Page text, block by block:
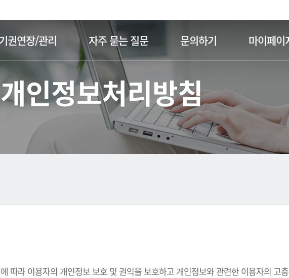
권연장/관리 자주 묻는 질문 문의하기 마이페이
개인정보처리방침
따라 이용자의 개인정보 보호 및 권익을 보호하고 개인정보와 관련한 이용자의 고